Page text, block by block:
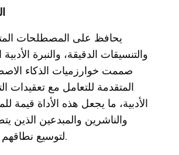
يحافظ على المصطلحات
والتنسيقات الدقيقة، والنبرة الأدبية
صممت خوارزميات الذكاء
المتقدمة للتعامل مع تعقيدات
الأدبية، ما يجعل هذه الأداة قيمة
والناشرين والمبدعين الذين
لتوسيع نطاقهم عالميًا.